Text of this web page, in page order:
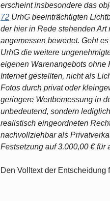
erscheint insbesondere das
72 UrhG beeinträchtigten
der hier in Rede stehenden
angemessen bewertet. Geht
UrhG die weitere
eigenen Warenangebots ohne
Internet gestellten, nicht als
Fotos durch privat oder
geringere Wertbemessung in
unbedeutend, sondern
realistisch eingeordneten
nachvollziehbar als
Festsetzung auf 3.000,00 €
Den Volltext der Entscheidung